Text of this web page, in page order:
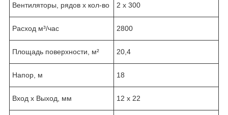
Вентиляторы, рядов х кол-во 2 x 300
Расход м³/час 2800
Площадь поверхности, м² 20,4
Напор, м 18
Вход х Выход, мм 12 х 22